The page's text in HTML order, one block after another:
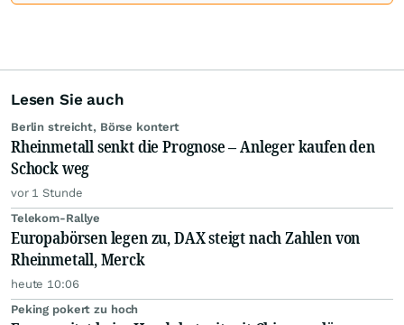
Lesen Sie auch
Berlin streicht, Börse kontert
Rheinmetall senkt die Prognose – Anleger kaufen den
Schock weg
vor 1 Stunde
Telekom-Rallye
Europabörsen legen zu, DAX steigt nach Zahlen von
Rheinmetall, Merck
heute 10:06
Peking pokert zu hoch